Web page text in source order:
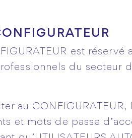
est réservé
du secteur
au CONFIGURATEUR,
et mots de passe